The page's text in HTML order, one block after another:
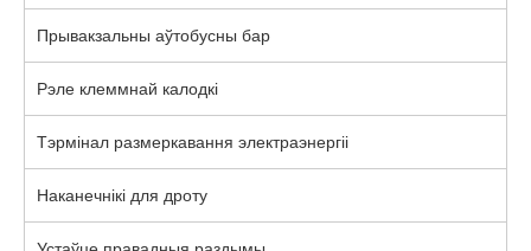
Прывакзальны аўтобусны бар
Рэле клеммнай калодкі
Тэрмінал размеркавання электраэнергіі
Наканечнікі для дроту